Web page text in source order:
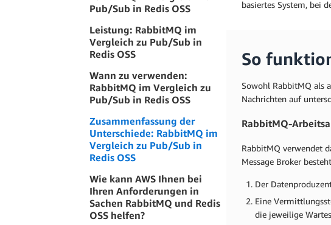
Pub/Sub in Redis OSS
Leistung: RabbitMQ im
Vergleich zu Pub/Sub in
Redis OSS
Wann zu verwenden:
RabbitMQ im Vergleich zu
Pub/Sub in Redis OSS
Zusammenfassung der
Unterschiede: RabbitMQ im
Vergleich zu Pub/Sub in
Redis OSS
Wie kann AWS Ihnen bei
Ihren Anforderungen in
Sachen RabbitMQ und Redis
OSS helfen?
basiertes System, bei
So
Sowohl RabbitMQ als
Nachrichten auf
RabbitMQ-
RabbitMQ verwendet
Message Broker
Der
Eine
die jeweilige